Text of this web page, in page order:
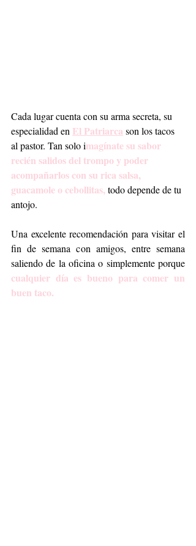
Cada lugar cuenta con su arma secreta, su
especialidad en El Patriarca son los tacos
al pastor. Tan solo imagínate su sabor
recién salidos del trompo y poder
acompañarlos con su rica salsa,
guacamole o cebollitas, todo depende de tu
antojo.
Una excelente recomendación para visitar el
fin de semana con amigos, entre semana
cualquier día es bueno para comer un
buen taco.